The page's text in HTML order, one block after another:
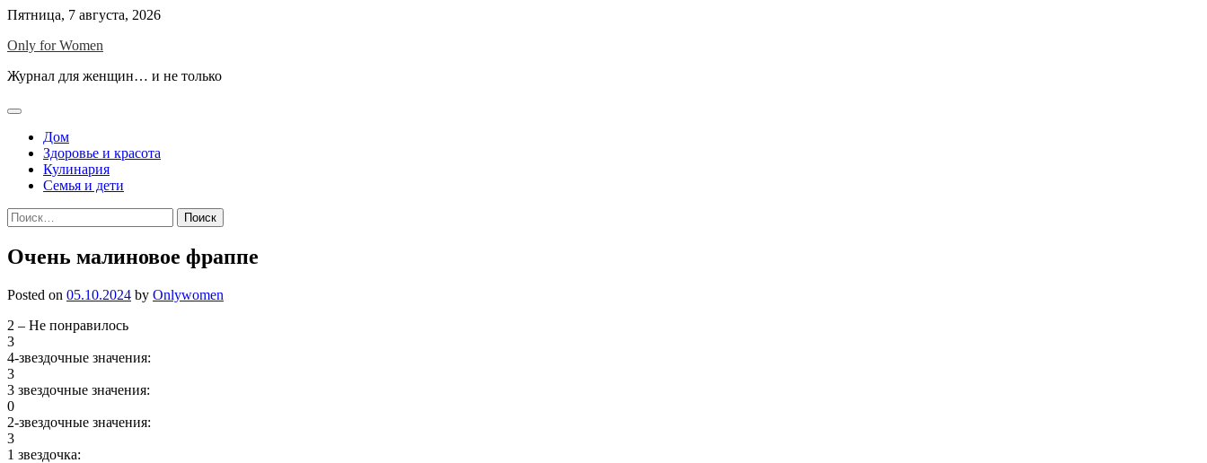
Skip
content
Пятница, 7 августа, 2026
Only for Women
Журнал для женщин… и не только
Дом
Здоровье и красота
Кулинария
Семья и дети
Найти:
Очень малиновое фраппе
Posted on 05.10.2024 by Onlywomen
2 – Не понравилось
3
4-звездочные значения:
3
3 звездочные значения:
0
2-звездочные значения:
3
1 звездочка: